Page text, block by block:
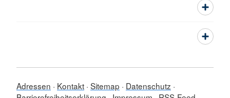
Adressen Kontakt Sitemap
Datenschutz